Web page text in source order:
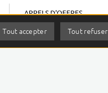
APPELS D'OFFRES
CONTACT
Tout accepter Tout refuser